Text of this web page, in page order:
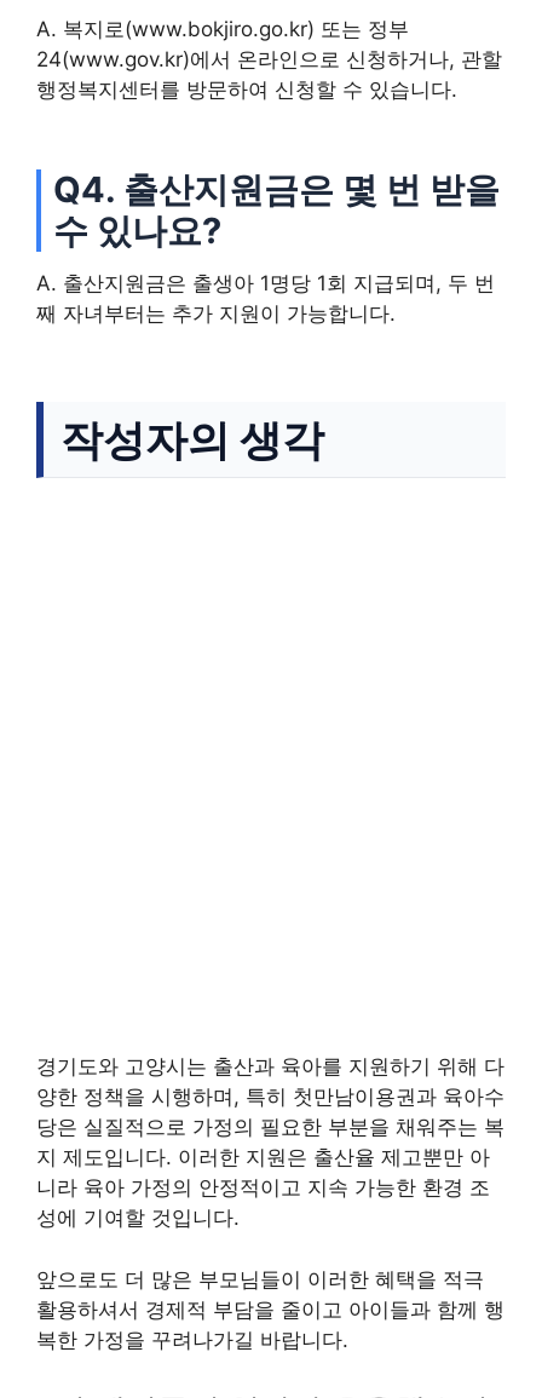
A. 복지로(www.bokjiro.go.kr) 또는 정부
24(www.gov.kr)에서 온라인으로 신청하거나, 관할
행정복지센터를 방문하여 신청할 수 있습니다.
Q4. 출산지원금은 몇 번 받을
수 있나요?
A. 출산지원금은 출생아 1명당 1회 지급되며, 두 번
째 자녀부터는 추가 지원이 가능합니다.
작성자의 생각
경기도와 고양시는 출산과 육아를 지원하기 위해 다
양한 정책을 시행하며, 특히 첫만남이용권과 육아수
당은 실질적으로 가정의 필요한 부분을 채워주는 복
지 제도입니다. 이러한 지원은 출산율 제고뿐만 아
니라 육아 가정의 안정적이고 지속 가능한 환경 조
성에 기여할 것입니다.
앞으로도 더 많은 부모님들이 이러한 혜택을 적극
활용하셔서 경제적 부담을 줄이고 아이들과 함께 행
복한 가정을 꾸려나가길 바랍니다.